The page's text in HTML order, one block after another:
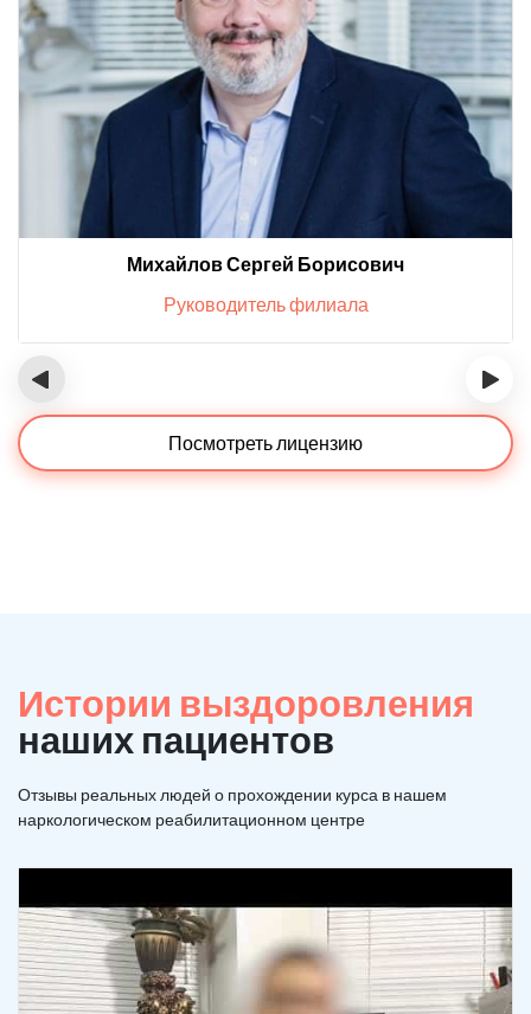
Михайлов Сергей Борисович
Руководитель филиала
‹ ›
Посмотреть лицензию
Истории выздоровления
наших пациентов
Отзывы реальных людей о прохождении курса в нашем
наркологическом реабилитационном центре